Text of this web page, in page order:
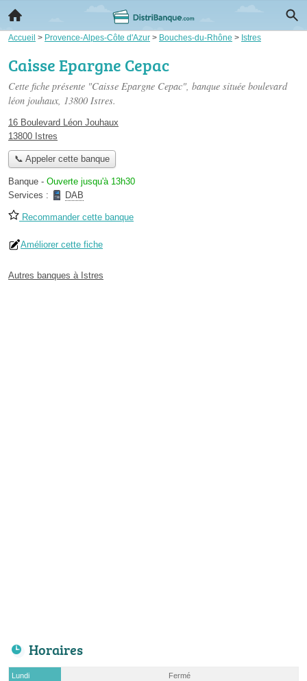
Accueil > Provence-Alpes-Côte d'Azur > Bouches-du-Rhône > Istres
Caisse Epargne Cepac
Cette fiche présente "Caisse Epargne Cepac", banque située boulevard
léon jouhaux, 13800 Istres.
16 Boulevard Léon Jouhaux
13800 Istres
📞 Appeler cette banque
Banque - Ouverte jusqu'à 13h30
Services :
DAB
Recommander cette banque
Améliorer cette fiche
Autres banques à Istres
Horaires
Lundi
Fermé